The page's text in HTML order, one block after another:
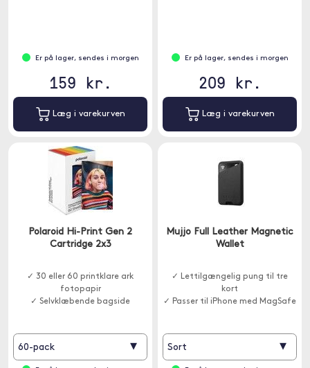
Er på lager, sendes i morgen
159 kr.
Læg i varekurven
Er på lager, sendes i morgen
209 kr.
Læg i varekurven
Polaroid Hi-Print Gen 2
Cartridge 2x3
✓ 30 eller 60 printklare ark
fotopapir
✓ Selvklæbende bagside
60-pack ▾
Mujjo Full Leather Magnetic
Wallet
✓ Lettilgængelig pung til tre
kort
✓ Passer til iPhone med MagSafe
Sort ▾